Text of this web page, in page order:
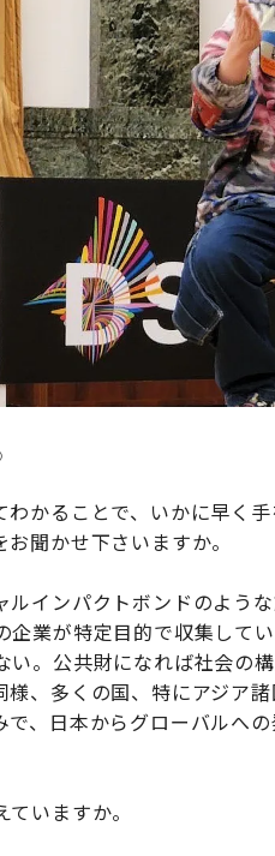
かることで、いかに早く
聞かせ下さいますか。
インパクトボンドのよう
業が特定目的で収集して
。公共財になれば社会の
、多くの国、特にアジア
、日本からグローバルへ
いますか。